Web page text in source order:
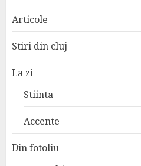
Articole
Stiri din cluj
La zi
Stiinta
Accente
Din fotoliu